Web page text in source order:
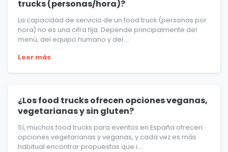
trucks (personas/hora)?
La capacidad de servicio de un food truck (personas por
hora) no es una cifra fija. Depende principalmente del
menú, del equipo humano y del...
Leer más
¿Los food trucks ofrecen opciones veganas,
vegetarianas y sin gluten?
Sí, muchos food trucks para eventos en España ofrecen
opciones vegetarianas y veganas, y cada vez es más
habitual encontrar propuestas que i...